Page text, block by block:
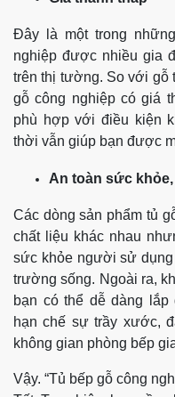
Đây là một trong
nghiệp được nhiều gia
trên thị tường. So với gỗ
gỗ công nghiệp có giá
phù hợp với điều kiện
thời vẫn giúp bạn được
An toàn sức
Các dòng sản phẩm tủ
chất liệu khác nhau
sức khỏe người sử
trường sống. Ngoài ra,
bạn có thể dễ dàng
hạn chế sự trầy xước,
không gian phòng bếp
Vậy. “Tủ bếp gỗ công